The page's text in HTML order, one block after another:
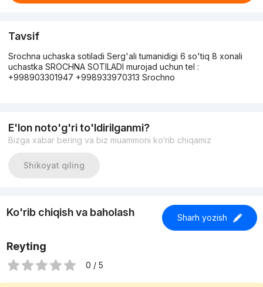
Tavsif
Srochna uchaska sotiladi Serg'ali tumanidigi 6 so'tiq 8 xonali
uchastka SROCHNA SOTILADI murojad uchun tel :
+998903301947 +998933970313 Srochno
E'lon noto'g'ri to'ldirilganmi?
Bizga xabar bering va biz muammoni ko‘rib chiqamiz
Shikoyat qiling
Ko'rib chiqish va baholash Sharh yozish
Reyting
0 / 5